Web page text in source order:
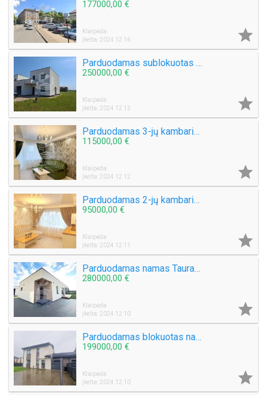
177000,00 €
Klaipėda
Įkelta: 2024 12 16

Parduodamas sublokuotas namas Klausmyliuose
250000,00 €
Klaipėda
Įkelta: 2024 12 13

Parduodamas 3-jų kambarių butas I. Simonaitytės g.
115000,00 €
Klaipėda
Įkelta: 2024 12 12

Parduodamas 2-jų kambarių butas Smiltelės g.
95000,00 €
Klaipėda
Įkelta: 2024 12 11

Parduodamas namas Tauralaukyje
280000,00 €
Klaipėda
Įkelta: 2024 12 10

Parduodamas blokuotas namas Slengių k.
199000,00 €
Klaipėda
Įkelta: 2024 12 10
